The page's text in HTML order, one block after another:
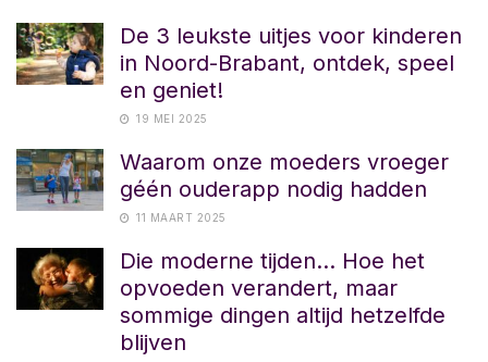
De 3 leukste uitjes voor kinderen
in Noord-Brabant, ontdek, speel
en geniet!
19 MEI 2025
Waarom onze moeders vroeger
géén ouderapp nodig hadden
11 MAART 2025
Die moderne tijden… Hoe het
opvoeden verandert, maar
sommige dingen altijd hetzelfde
blijven